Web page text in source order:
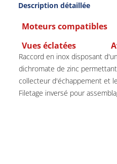
Description détaillée
Moteurs compatibles
Vues éclatées
Raccord en inox disposant
dichromate de zinc
collecteur d'échappement et
Filetage inversé pour